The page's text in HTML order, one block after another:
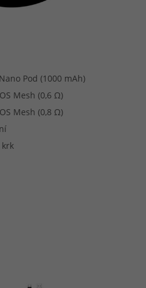
Pod (1000 mAh)
Mesh (0,6 Ω)
Mesh (0,8 Ω)